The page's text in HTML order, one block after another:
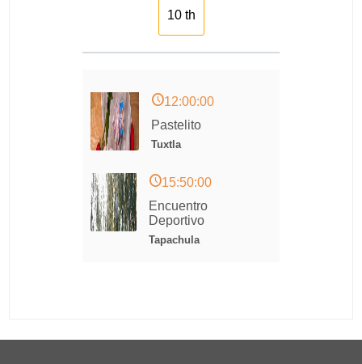
10 th
12:00:00
Pastelito
Tuxtla
15:50:00
Encuentro
Deportivo
Tapachula